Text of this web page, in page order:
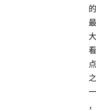
的
最
大
看
点
之
一
，